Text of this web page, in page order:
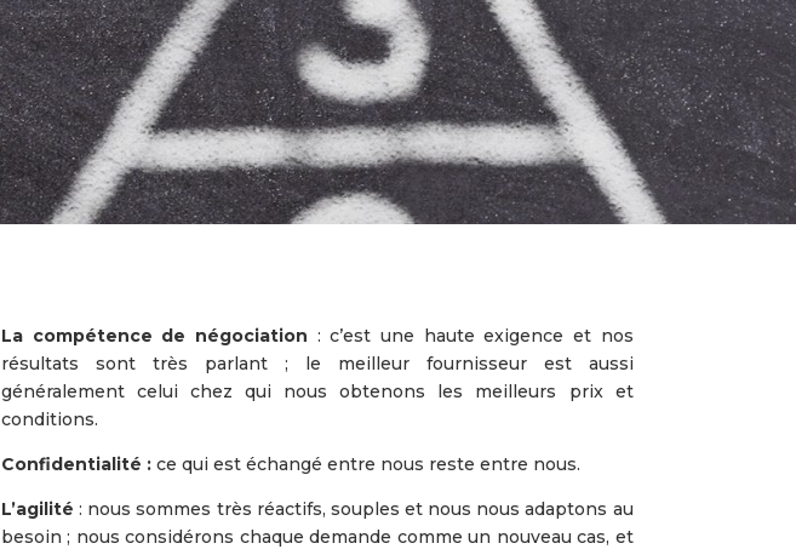
La compétence de négociation : c’est une haute exigence et nos
résultats sont très parlant ; le meilleur fournisseur est aussi
généralement celui chez qui nous obtenons les meilleurs prix et
conditions.
Confidentialité : ce qui est échangé entre nous reste entre nous.
L’agilité : nous sommes très réactifs, souples et nous nous adaptons au
besoin ; nous considérons chaque demande comme un nouveau cas, et